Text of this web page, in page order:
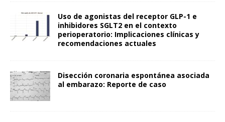
Uso de agonistas del receptor GLP-1 e
inhibidores SGLT2 en el contexto
perioperatorio: Implicaciones clínicas y
recomendaciones actuales
Disección coronaria espontánea asociada
al embarazo: Reporte de caso